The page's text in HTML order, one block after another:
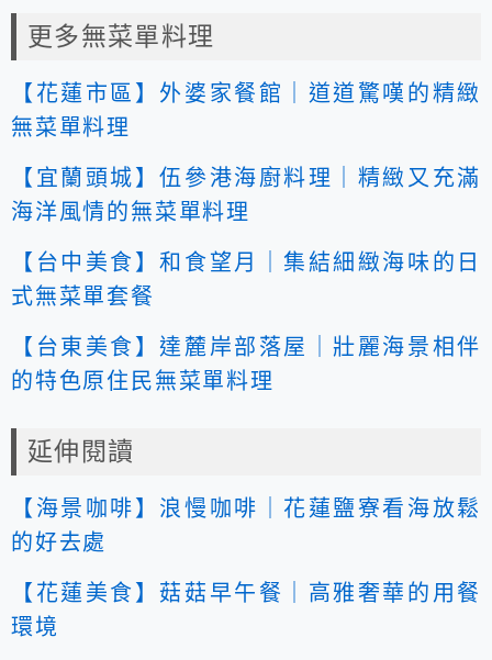
更多無菜單料理
【花蓮市區】外婆家餐館｜道道驚嘆的精緻
無菜單料理
【宜蘭頭城】伍參港海廚料理｜精緻又充滿
海洋風情的無菜單料理
【台中美食】和食望月｜集結細緻海味的日
式無菜單套餐
【台東美食】達麓岸部落屋｜壯麗海景相伴
的特色原住民無菜單料理
延伸閱讀
【海景咖啡】浪慢咖啡｜花蓮鹽寮看海放鬆
的好去處
【花蓮美食】菇菇早午餐｜高雅奢華的用餐
環境